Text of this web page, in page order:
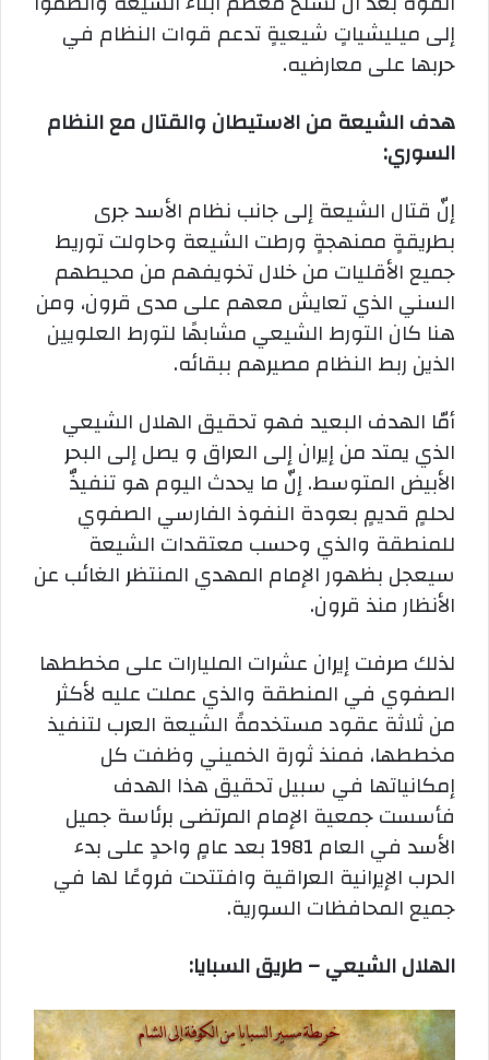
إلى ميليشياتٍ شيعيةٍ تدعم قوات النظام في
حربها على معارضيه.
هدف الشيعة من الاستيطان والقتال مع النظام
السوري:
إنّ قتال الشيعة إلى جانب نظام الأسد جرى
بطريقةٍ ممنهجةٍ ورطت الشيعة وحاولت توريط
جميع الأقليات من خلال تخويفهم من محيطهم
السني الذي تعايش معهم على مدى قرون، ومن
هنا كان التورط الشيعي مشابهًا لتورط العلويين
الذين ربط النظام مصيرهم ببقائه.
أمّا الهدف البعيد فهو تحقيق الهلال الشيعي
الذي يمتد من إيران إلى العراق و يصل إلى البحر
الأبيض المتوسط. إنّ ما يحدث اليوم هو تنفيذٌ
لحلمٍ قديمٍ بعودة النفوذ الفارسي الصفوي
للمنطقة والذي وحسب معتقدات الشيعة
سيعجل بظهور الإمام المهدي المنتظر الغائب عن
الأنظار منذ قرون.
لذلك صرفت إيران عشرات المليارات على مخططها
الصفوي في المنطقة والذي عملت عليه لأكثر
من ثلاثة عقود مستخدمةً الشيعة العرب لتنفيذ
مخططها، فمنذ ثورة الخميني وظفت كل
إمكانياتها في سبيل تحقيق هذا الهدف
فأسست جمعية الإمام المرتضى برئاسة جميل
الأسد في العام 1981 بعد عامٍ واحدٍ على بدء
الحرب الإيرانية العراقية وافتتحت فروعًا لها في
جميع المحافظات السورية.
الهلال الشيعي – طريق السبايا: